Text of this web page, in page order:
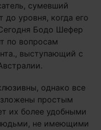
сумевший
до уровня, когда его
Бодо Шефер
по вопросам
выступающий с
однако все
простым
их более удобными
не имеющими